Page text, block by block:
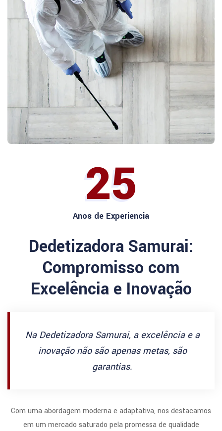
25
Anos de Experiencia
Dedetizadora Samurai:
Compromisso com
Excelência e Inovação
Na Dedetizadora Samurai, a excelência e a
inovação não são apenas metas, são
garantias.
Com uma abordagem moderna e adaptativa, nos destacamos
em um mercado saturado pela promessa de qualidade